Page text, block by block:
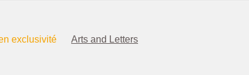
exclusivité Arts and Letters